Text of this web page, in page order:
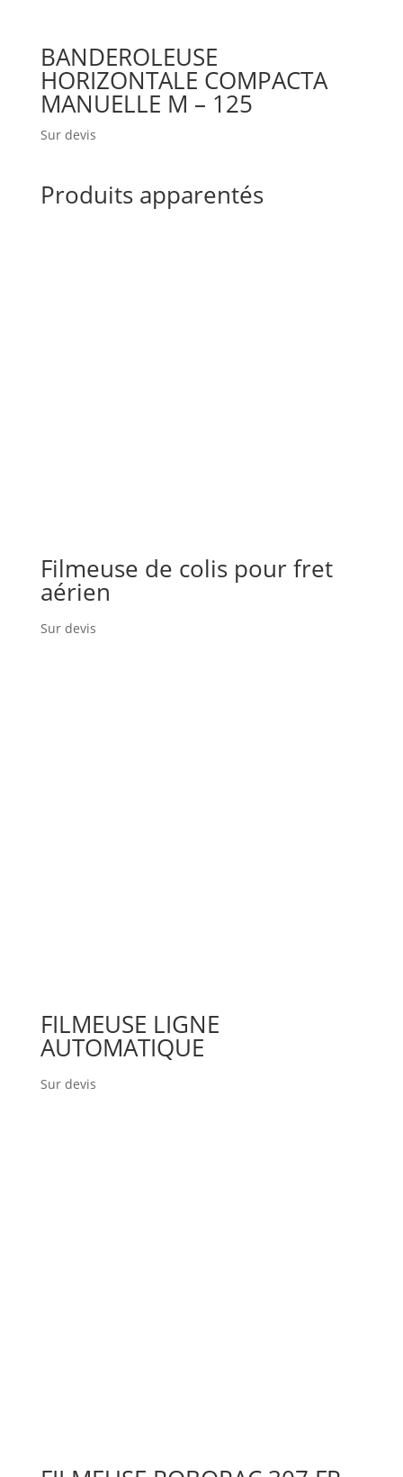
BANDEROLEUSE
HORIZONTALE COMPACTA
MANUELLE M – 125
Sur devis
Produits apparentés
Filmeuse de colis pour fret
aérien
Sur devis
FILMEUSE LIGNE
AUTOMATIQUE
Sur devis